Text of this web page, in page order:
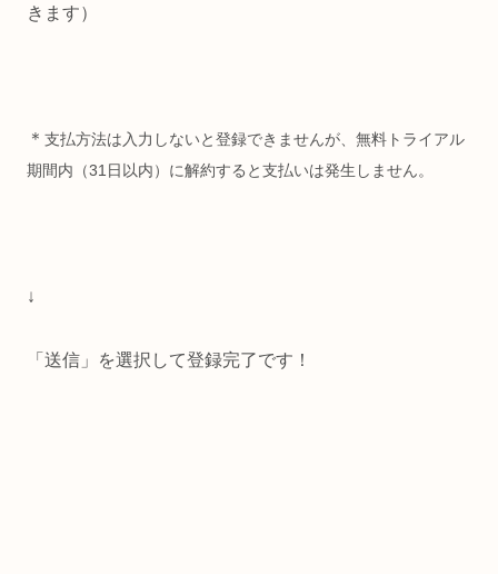
きます）
＊ 支払方法は入力しないと登録できませんが、無料トライアル
期間内（31日以内）に解約すると支払いは発生しません。
↓
「送信」を選択して登録完了です！